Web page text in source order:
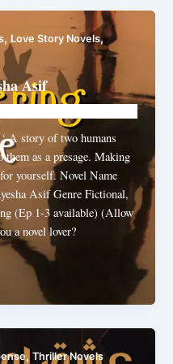
, Love Story Novels,
Asif
A story of two humans
as a presage. Making
yourself. Novel Name
Asif Genre Fictional,
(Ep 1-3 available) (Allow
a novel lover?
,Thriller Novels